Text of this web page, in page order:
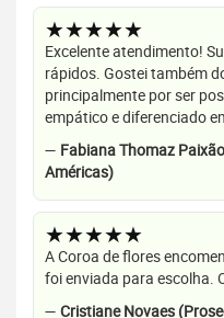
★★★★★
Excelente atendimento!
rápidos. Gostei também
principalmente por ser
empático e diferenciado
— Fabiana Thomaz
Américas)
★★★★★
A Coroa de flores
foi enviada para escolha.
— Cristiane Novaes